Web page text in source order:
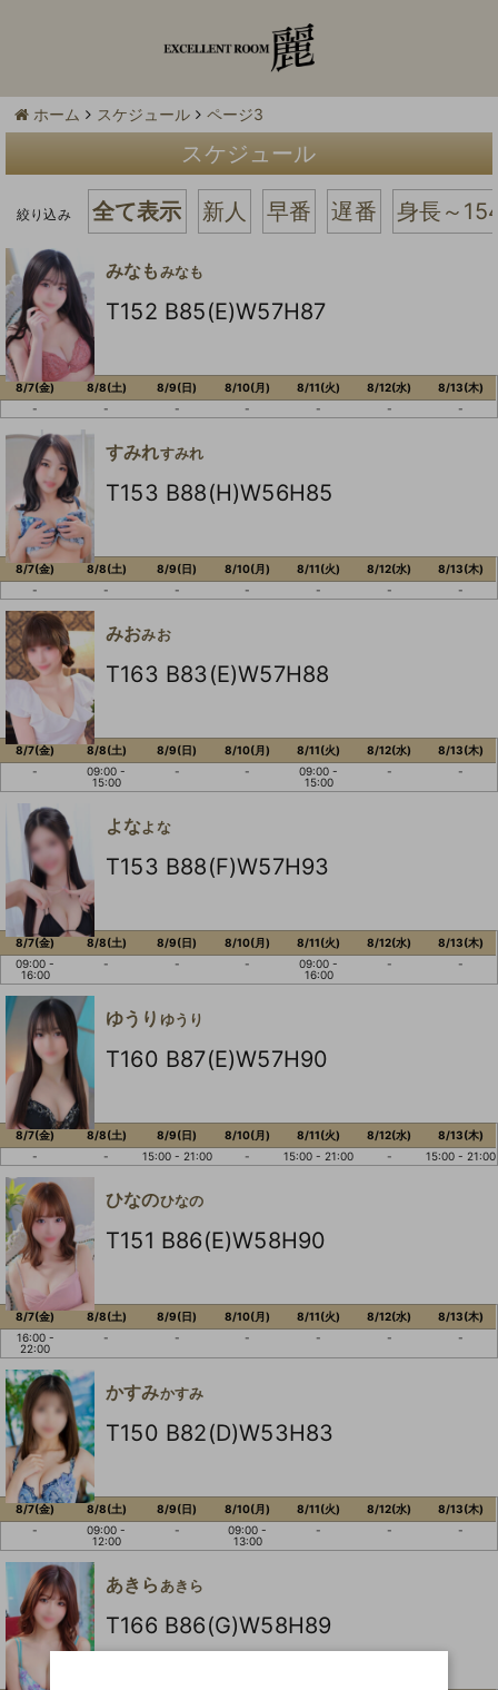
ホーム スケジュール ページ3
スケジュール
絞り込み 全て表示 新人 早番 遅番 身長～
みなも みなも
T152 B85(E)W57H87
8/7(金)
-
8/8(土)
-
8/9(日)
-
8/10(月)
-
8/11(火)
-
8/12(水)
-
8/13(木)
-
すみれすみれ
T153 B88(H)W56H85
8/7(金)
-
8/8(土)
-
8/9(日)
-
8/10(月)
-
8/11(火)
-
8/12(水)
-
8/13(木)
-
みおみお
T163 B83(E)W57H88
8/7(金)
-
8/8(土)
09:00 -
15:00
8/9(日)
-
8/10(月)
-
8/11(火)
09:00 -
15:00
8/12(水)
-
8/13(木)
-
よなよな
T153 B88(F)W57H93
8/7(金)
09:00 -
16:00
8/8(土)
-
8/9(日)
-
8/10(月)
-
8/11(火)
09:00 -
16:00
8/12(水)
-
8/13(木)
-
ゆうり ゆうり
T160 B87(E)W57H90
8/7(金)
-
8/8(土)
-
8/9(日)
15:00 - 21:00
8/10(月)
-
8/11(火)
15:00 - 21:00
8/12(水)
-
8/13(木)
15:00 - 21:00
ひなのひなの
T151 B86(E)W58H90
8/7(金)
16:00 -
22:00
8/8(土)
-
8/9(日)
-
8/10(月)
-
8/11(火)
-
8/12(水)
-
8/13(木)
-
かすみかすみ
T150 B82(D)W53H83
8/7(金)
-
8/8(土)
09:00 -
12:00
8/9(日)
-
8/10(月)
09:00 -
13:00
8/11(火)
-
8/12(水)
-
8/13(木)
-
あきら あきら
T166 B86(G)W58H89